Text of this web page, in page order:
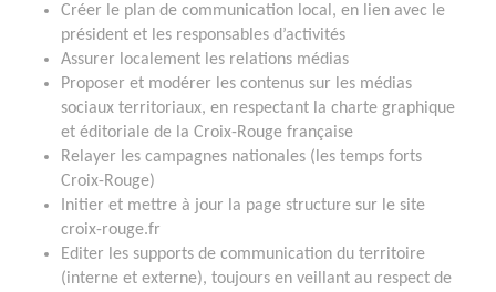
Créer le plan de communication local, en lien avec le
président et les responsables d’activités
Assurer localement les relations médias
Proposer et modérer les contenus sur les médias
sociaux territoriaux, en respectant la charte graphique
et éditoriale de la Croix-Rouge française
Relayer les campagnes nationales (les temps forts
Croix-Rouge)
Initier et mettre à jour la page structure sur le site
croix-rouge.fr
Editer les supports de communication du territoire
(interne et externe), toujours en veillant au respect de